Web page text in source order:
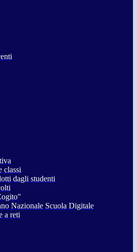
classi
dagli studenti
Nazionale Scuola Digitale
a reti